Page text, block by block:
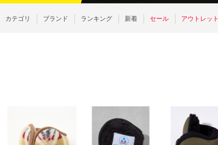
カテゴリ ブランド ランキング 新着 セール アウトレット